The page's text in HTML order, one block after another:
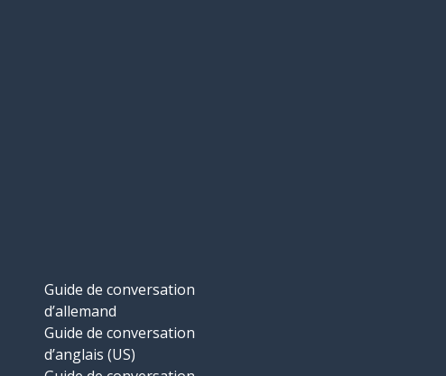
Guide de conversation
d’allemand
Guide de conversation
d’anglais (US)